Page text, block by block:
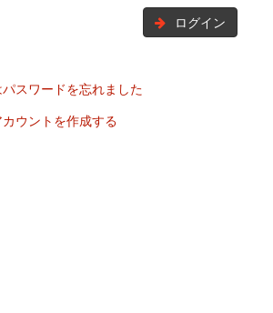
ログイン
スワードを忘れました
ウントを作成する